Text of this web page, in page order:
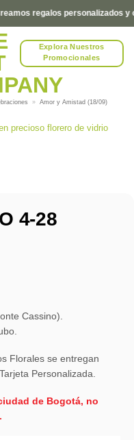
regalos personalizados y
Explora Nuestros
Promocionales
» Amor y Amistad (18/09)
4-28
Cassino).
Florales se entregan
Personalizada.
de Bogotá, no